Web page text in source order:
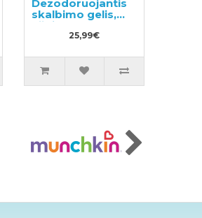
Dezodoruojantis
skalbimo gelis,
užpildas 1150g
25,99€